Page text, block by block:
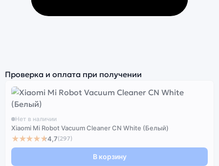
Проверка и оплата при получении
Нет в наличии
Xiaomi Mi Robot Vacuum Cleaner CN White (Белый)
★★★★★4,7(297)
В корзину